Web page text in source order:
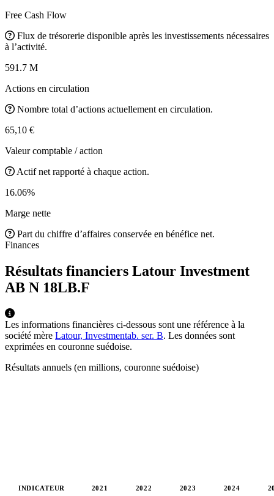
Free Cash Flow
Flux de trésorerie disponible après les investissements nécessaires
à l’activité.
591.7 M
Actions en circulation
Nombre total d’actions actuellement en circulation.
65,10 €
Valeur comptable / action
Actif net rapporté à chaque action.
16.06%
Marge nette
Part du chiffre d’affaires conservée en bénéfice net.
Finances
Résultats financiers Latour Investment
AB N 18LB.F
Les informations financières ci-dessous sont une référence à la
société mère Latour, Investmentab. ser. B. Les données sont
exprimées en couronne suédoise.
Résultats annuels (en millions, couronne suédoise)
INDICATEUR 2021 2022 2023 2024